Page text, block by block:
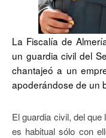
La Fiscalía de
un guardia civil del
chantajeó a un
apoderándose de un
El guardia civil, del
es habitual sólo con